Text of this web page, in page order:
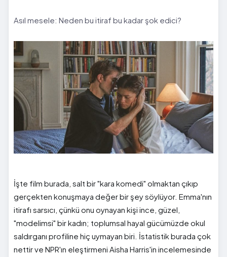
Asıl mesele: Neden bu itiraf bu kadar şok edici?
İşte film burada, salt bir "kara komedi" olmaktan çıkıp
gerçekten konuşmaya değer bir şey söylüyor. Emma'nın
itirafı sarsıcı, çünkü onu oynayan kişi ince, güzel,
"modelimsi" bir kadın; toplumsal hayal gücümüzde okul
saldırganı profiline hiç uymayan biri. İstatistik burada çok
nettir ve NPR'ın eleştirmeni Aisha Harris'in incelemesinde